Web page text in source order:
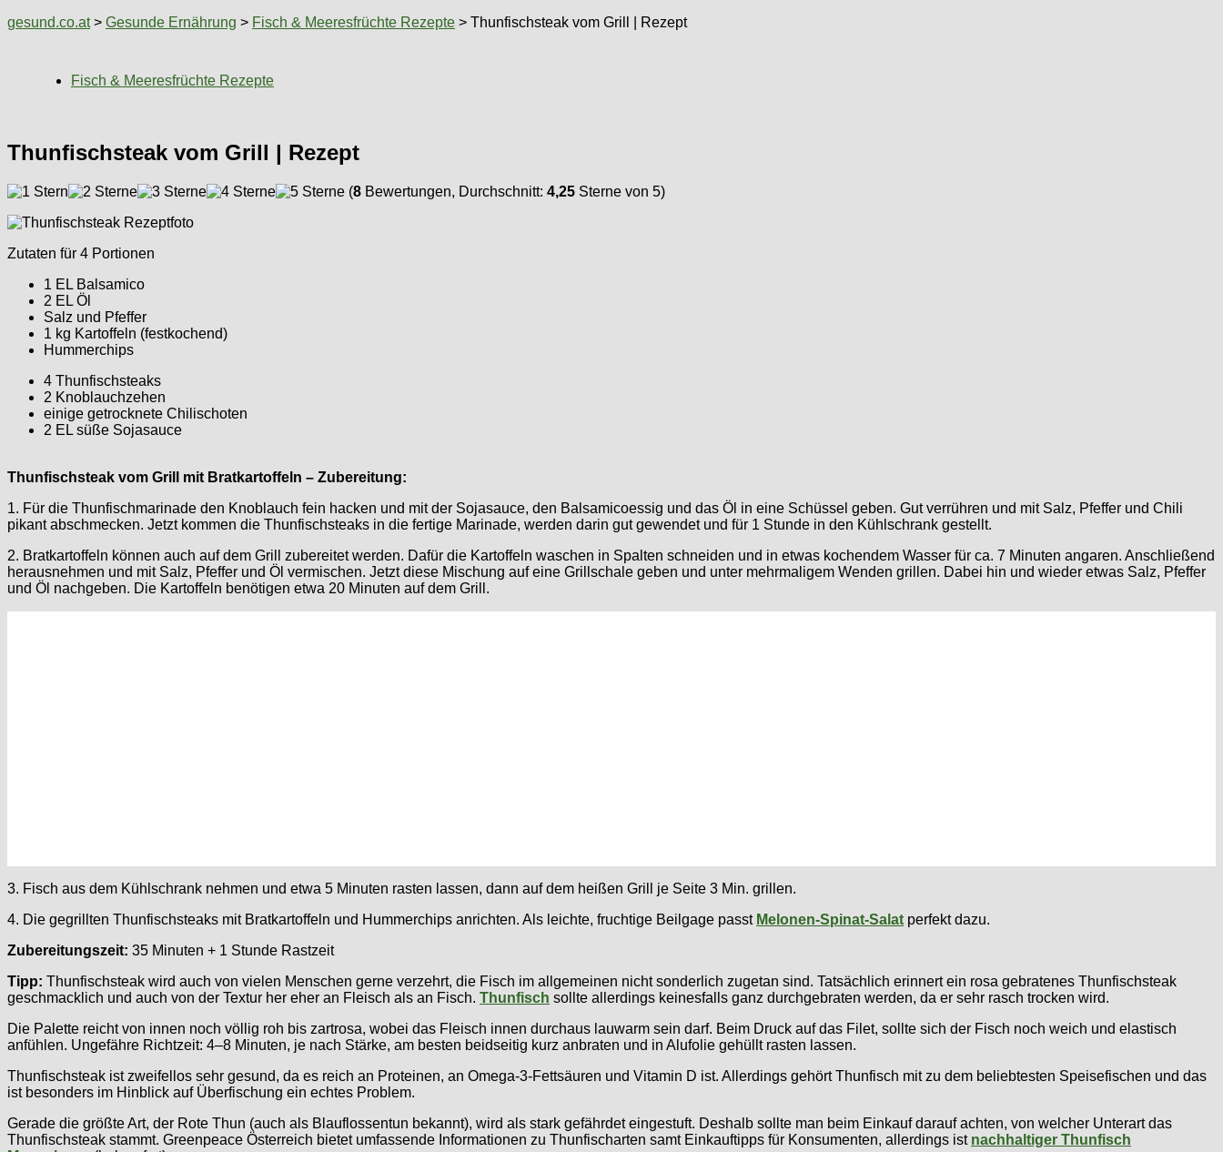
gesund.co.at> Gesunde Ernährung > Fisch & Meeresfrüchte Rezepte > Thunfischsteak vom Grill | Rezept
Fisch & Meeresfrüchte Rezepte
Thunfischsteak vom Grill | Rezept
(8 Bewertungen, Durchschnitt: 4,25 Sterne von 5)
Zutaten für 4 Portionen
1 EL Balsamico
2 EL Öl
Salz und Pfeffer
1 kg Kartoffeln (festkochend)
Hummerchips
4 Thunfischsteaks
2 Knoblauchzehen
einige getrocknete Chilischoten
2 EL süße Sojasauce
Thunfischsteak vom Grill mit Bratkartoffeln – Zubereitung:
1. Für die Thunfischmarinade den Knoblauch fein hacken und mit der Sojasauce, den Balsamicoessig und das Öl in eine Schüssel geben. Gut verrühren und mit Salz, Pfeffer und Chili
pikant abschmecken. Jetzt kommen die Thunfischsteaks in die fertige Marinade, werden darin gut gewendet und für 1 Stunde in den Kühlschrank gestellt.
2. Bratkartoffeln können auch auf dem Grill zubereitet werden. Dafür die Kartoffeln waschen in Spalten schneiden und in etwas kochendem Wasser für ca. 7 Minuten angaren. Anschließend
herausnehmen und mit Salz, Pfeffer und Öl vermischen. Jetzt diese Mischung auf eine Grillschale geben und unter mehrmaligem Wenden grillen. Dabei hin und wieder etwas Salz, Pfeffer
und Öl nachgeben. Die Kartoffeln benötigen etwa 20 Minuten auf dem Grill.
3. Fisch aus dem Kühlschrank nehmen und etwa 5 Minuten rasten lassen, dann auf dem heißen Grill je Seite 3 Min. grillen.
4. Die gegrillten Thunfischsteaks mit Bratkartoffeln und Hummerchips anrichten. Als leichte, fruchtige Beilgage passt Melonen-Spinat-Salat perfekt dazu.
Zubereitungszeit: 35 Minuten + 1 Stunde Rastzeit
Tipp: Thunfischsteak wird auch von vielen Menschen gerne verzehrt, die Fisch im allgemeinen nicht sonderlich zugetan sind. Tatsächlich erinnert ein rosa gebratenes Thunfischsteak
geschmacklich und auch von der Textur her eher an Fleisch als an Fisch. Thunfisch sollte allerdings keinesfalls ganz durchgebraten werden, da er sehr rasch trocken wird.
Die Palette reicht von innen noch völlig roh bis zartrosa, wobei das Fleisch innen durchaus lauwarm sein darf. Beim Druck auf das Filet, sollte sich der Fisch noch weich und elastisch
anfühlen. Ungefähre Richtzeit: 4–8 Minuten, je nach Stärke, am besten beidseitig kurz anbraten und in Alufolie gehüllt rasten lassen.
Thunfischsteak ist zweifellos sehr gesund, da es reich an Proteinen, an Omega-3-Fettsäuren und Vitamin D ist. Allerdings gehört Thunfisch mit zu dem beliebtesten Speisefischen und das
ist besonders im Hinblick auf Überfischung ein echtes Problem.
Gerade die größte Art, der Rote Thun (auch als Blauflossentun bekannt), wird als stark gefährdet eingestuft. Deshalb sollte man beim Einkauf darauf achten, von welcher Unterart das
Thunfischsteak stammt. Greenpeace Österreich bietet umfassende Informationen zu Thunfischarten samt Einkauftipps für Konsumenten, allerdings ist nachhaltiger Thunfisch